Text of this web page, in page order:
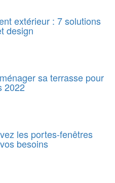
extérieur : 7 solutions
design
sa terrasse pour
2022
les portes-fenêtres
besoins